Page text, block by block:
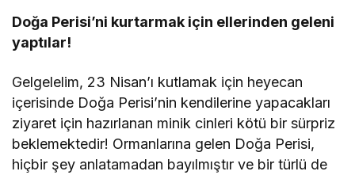
Doğa Perisi’ni kurtarmak için ellerinden geleni
yaptılar!
Gelgelelim, 23 Nisan’ı kutlamak için heyecan
içerisinde Doğa Perisi’nin kendilerine yapacakları
ziyaret için hazırlanan minik cinleri kötü bir sürpriz
beklemektedir! Ormanlarına gelen Doğa Perisi,
hiçbir şey anlatamadan bayılmıştır ve bir türlü de